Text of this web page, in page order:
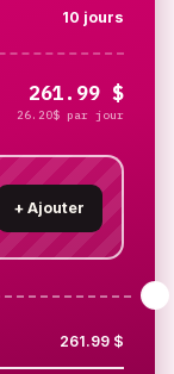
10 jours
261.99 $
26.20$ par jour
+ Ajouter
261.99 $